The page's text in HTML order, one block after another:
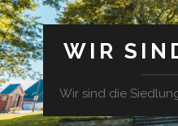
WIR
Wir sind die